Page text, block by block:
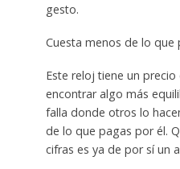
gesto.
Cuesta menos de lo que
Este reloj tiene un precio
encontrar algo más
falla donde otros lo
de lo que pagas por él.
cifras es ya de por sí un